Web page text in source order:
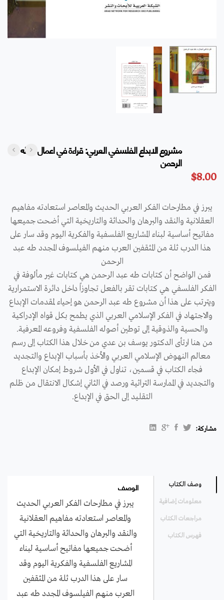
مشروع الابداع الفلسفي العربي: قراءة في اعمال د.طه عبد
الرحمن
$8.00
يبرز في مطارحات الفكر العربي الحديث والمعاصر استعادته مفاهيم
العقلانية والنقد والبرهان والحداثة والتاريخية التي أضحت جميعها
مفاتيح أساسية لبناء المشاريع الفلسفية والفكرية اليوم وقد سار على
هذا الدرب ثلة من المثقفين العرب منهم الفيلسوف المجدد طه عبد
الرحمن
فمن الواضح أن كتابات طه عبد الرحمن هي كتابات غير مألوفة في
الفكر الفلسفي هي كتابات تقر بالفعل تجاوزاً داخل دائرة الاستمرارية
ويترتب على هذا أن مشروع طه عبد الرحمن هو إحياء لمقدمات الإبداع
والاجتهاد في الفكر الإسلامي العربي الذي يطمح بكل قواه الإدراكية
والحسية والذوقية إلى توطين أصوله الفلسفية وفروعه المعرفية.
من هنا ارتأى الدكتور يوسف بن عدي من خلال هذا الكتاب إلى رسم
معالم النهوض الإسلامي العربي والأخذ بأسباب الإبداع والتجديد
فجاء الكتاب في قسمين، تناول في الأول شروط إمكان الإبداع
والتجديد في الممارسة التراثية ورصد في الثاني إشكال الانتقال من ظلم
التقليد إلى الحق في الإبداع.
مشاركة:
وصف الكتاب
معلومات إضافية
مراجعات الكتاب
فهرس الكتاب
الوصف
يبرز في مطارحات الفكر العربي الحديث
والمعاصر استعادته مفاهيم العقلانية
والنقد والبرهان والحداثة والتاريخية التي
أضحت جميعها مفاتيح أساسية لبناء
المشاريع الفلسفية والفكرية اليوم وقد
سار على هذا الدرب ثلة من المثقفين
العرب منهم الفيلسوف المجدد طه عبد